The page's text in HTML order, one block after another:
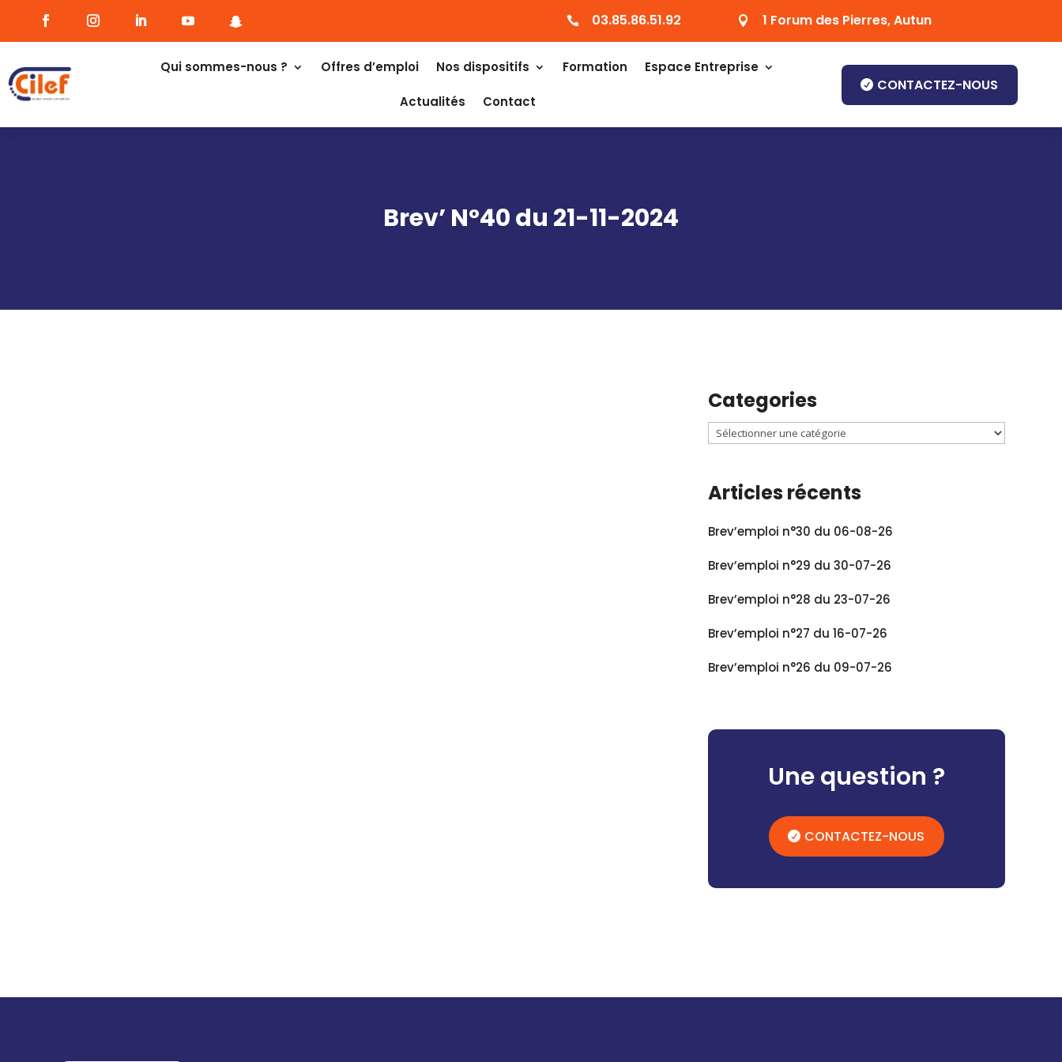
 03.85.86.51.92  1 Forum des Pierres, Autun
Qui sommes-nous ? Offres d’emploi Nos dispositifs Formation Espace Entreprise
Actualités Contact
CONTACTEZ-NOUS
Brev’ N°40 du 21-11-2024
Categories
Articles récents
Brev’emploi n°30 du 06-08-26
Brev’emploi n°29 du 30-07-26
Brev’emploi n°28 du 23-07-26
Brev’emploi n°27 du 16-07-26
Brev’emploi n°26 du 09-07-26
Une question ?
CONTACTEZ-NOUS